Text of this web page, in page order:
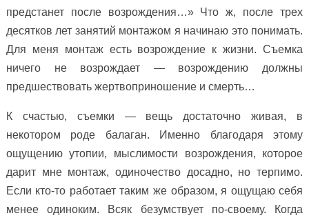
предстанет после возрождения…» Что ж, после трех
десятков лет занятий монтажом я начинаю это понимать.
Для меня монтаж есть возрождение к жизни. Съемка
ничего не возрождает — возрождению должны
предшествовать жертвоприношение и смерть…
К счастью, съемки — вещь достаточно живая, в
некотором роде балаган. Именно благодаря этому
ощущению утопии, мыслимости возрождения, которое
дарит мне монтаж, одиночество досадно, но терпимо.
Если кто-то работает таким же образом, я ощущаю себя
менее одиноким. Всяк безумствует по-своему. Когда